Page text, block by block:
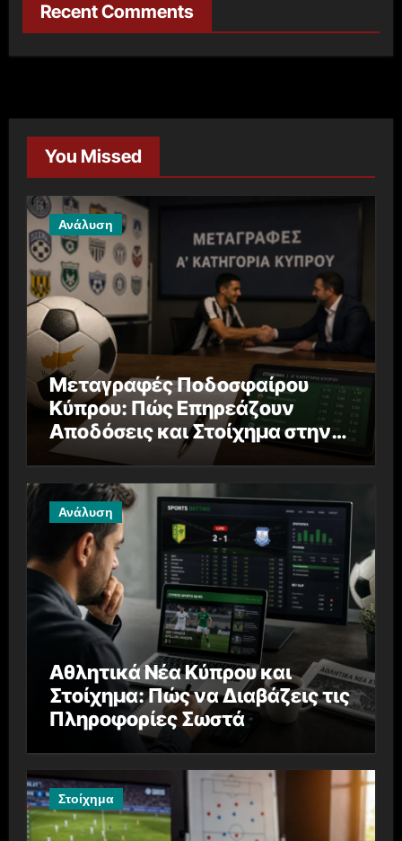
Recent Comments
You Missed
Ανάλυση
Μεταγραφές Ποδοσφαίρου
Κύπρου: Πώς Επηρεάζουν
Αποδόσεις και Στοίχημα στην
Α’ Κατηγορία
Ανάλυση
Αθλητικά Νέα Κύπρου και
Στοίχημα: Πώς να Διαβάζεις τις
Πληροφορίες Σωστά
Στοίχημα